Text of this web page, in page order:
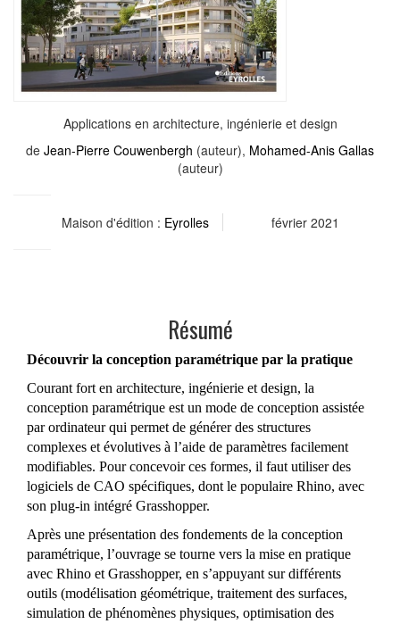
Applications en architecture, ingénierie et design
de Jean-Pierre Couwenbergh (auteur), Mohamed-Anis Gallas
(auteur)
Maison d'édition : Eyrolles février 2021
Résumé
Découvrir la conception paramétrique par la pratique
Courant fort en architecture, ingénierie et design, la
conception paramétrique est un mode de conception assistée
par ordinateur qui permet de générer des structures
complexes et évolutives à l’aide de paramètres facilement
modifiables. Pour concevoir ces formes, il faut utiliser des
logiciels de CAO spécifiques, dont le populaire Rhino, avec
son plug-in intégré Grasshopper.
Après une présentation des fondements de la conception
paramétrique, l’ouvrage se tourne vers la mise en pratique
avec Rhino et Grasshopper, en s’appuyant sur différents
outils (modélisation géométrique, traitement des surfaces,
simulation de phénomènes physiques, optimisation des